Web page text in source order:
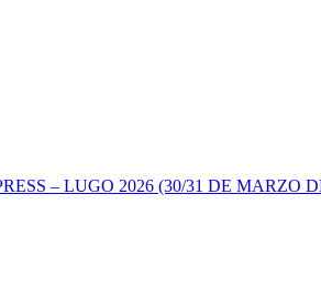
– LUGO 2026 (30/31 DE MARZO